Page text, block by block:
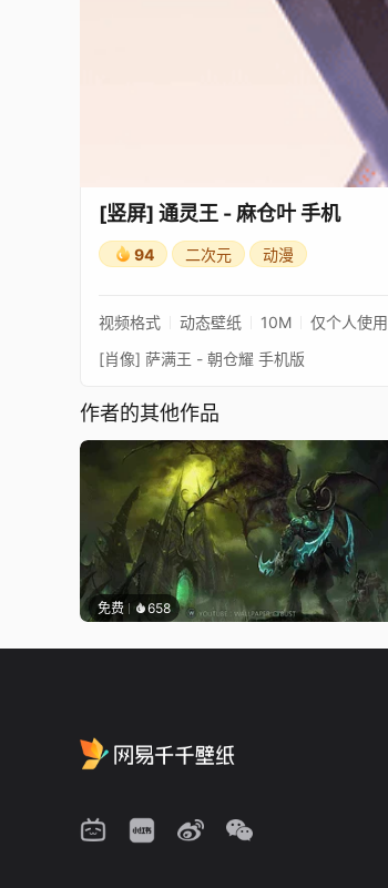
[竖屏] 通灵王 - 麻仓叶 手机
94 二次元 动漫
视频格式 动态壁纸 10M 仅个人使用
[肖像] 萨满王 - 朝仓耀 手机版
作者的其他作品
免费 658